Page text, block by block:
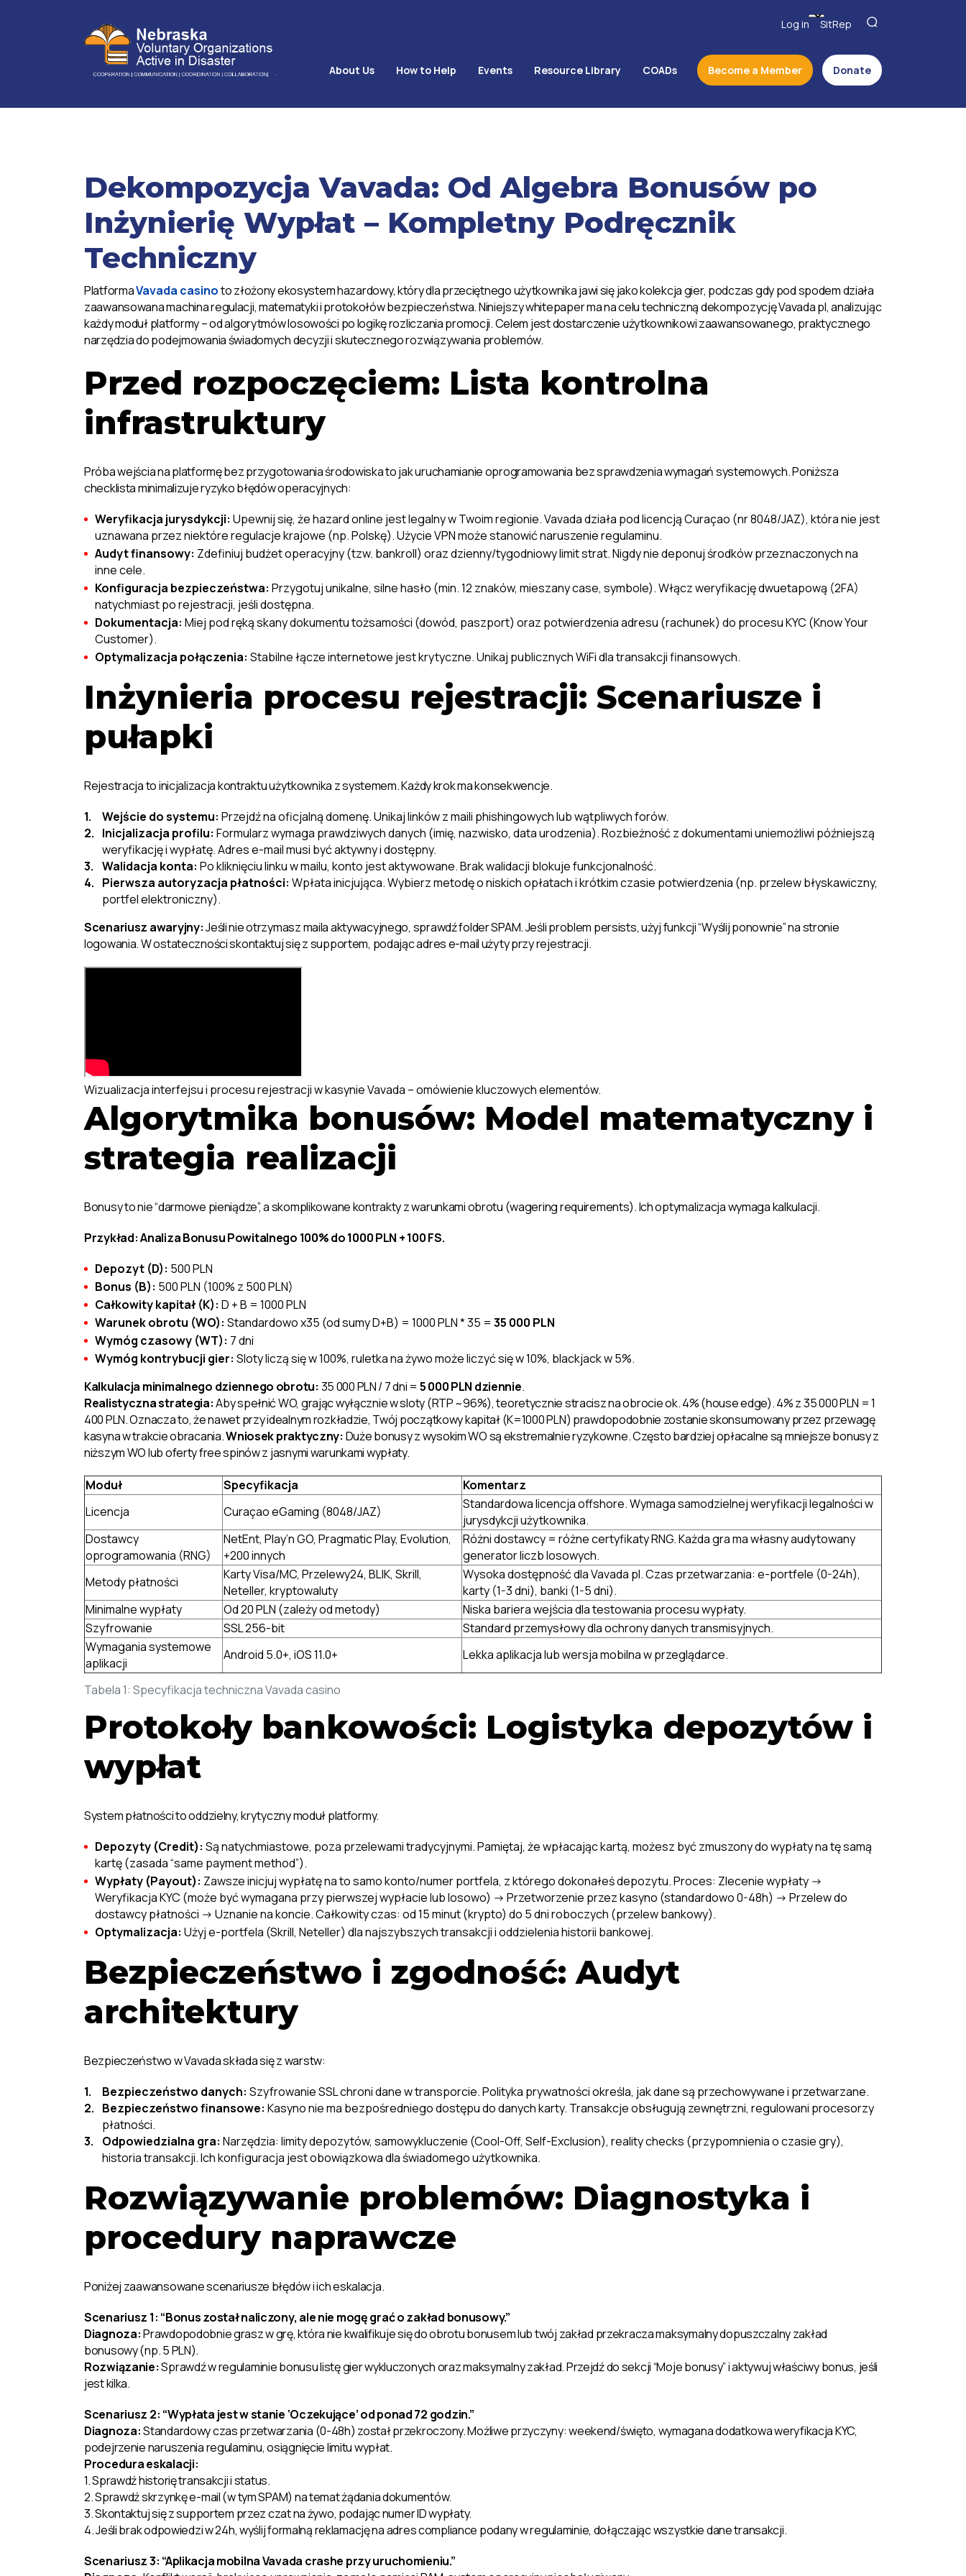
Log in SitRep
About Us How to Help Events Resource Library COADs Become a Member Donate
Dekompozycja Vavada: Od Algebra Bonusów po
Inżynierię Wypłat – Kompletny Podręcznik
Techniczny
PlatformaVavada casinoto złożony ekosystem hazardowy, który dla przeciętnego użytkownika jawi się jako kolekcja gier, podczas gdy pod spodem działa
zaawansowana machina regulacji, matematyki i protokołów bezpieczeństwa. Niniejszy whitepaper ma na celu techniczną dekompozycję Vavada pl, analizując
każdy moduł platformy – od algorytmów losowości po logikę rozliczania promocji. Celem jest dostarczenie użytkownikowi zaawansowanego, praktycznego
narzędzia do podejmowania świadomych decyzji i skutecznego rozwiązywania problemów.
Przed rozpoczęciem: Lista kontrolna
infrastruktury
Próba wejścia na platformę bez przygotowania środowiska to jak uruchamianie oprogramowania bez sprawdzenia wymagań systemowych. Poniższa
checklista minimalizuje ryzyko błędów operacyjnych:
Weryfikacja jurysdykcji: Upewnij się, że hazard online jest legalny w Twoim regionie. Vavada działa pod licencją Curaçao (nr 8048/JAZ), która nie jest
uznawana przez niektóre regulacje krajowe (np. Polskę). Użycie VPN może stanowić naruszenie regulaminu.
Audyt finansowy: Zdefiniuj budżet operacyjny (tzw. bankroll) oraz dzienny/tygodniowy limit strat. Nigdy nie deponuj środków przeznaczonych na
inne cele.
Konfiguracja bezpieczeństwa: Przygotuj unikalne, silne hasło (min. 12 znaków, mieszany case, symbole). Włącz weryfikację dwuetapową (2FA)
natychmiast po rejestracji, jeśli dostępna.
Dokumentacja: Miej pod ręką skany dokumentu tożsamości (dowód, paszport) oraz potwierdzenia adresu (rachunek) do procesu KYC (Know Your
Customer).
Optymalizacja połączenia: Stabilne łącze internetowe jest krytyczne. Unikaj publicznych WiFi dla transakcji finansowych.
Inżynieria procesu rejestracji: Scenariusze i
pułapki
Rejestracja to inicjalizacja kontraktu użytkownika z systemem. Każdy krok ma konsekwencje.
Wejście do systemu: Przejdź na oficjalną domenę. Unikaj linków z maili phishingowych lub wątpliwych forów.
Inicjalizacja profilu: Formularz wymaga prawdziwych danych (imię, nazwisko, data urodzenia). Rozbieżność z dokumentami uniemożliwi późniejszą
weryfikację i wypłatę. Adres e-mail musi być aktywny i dostępny.
Walidacja konta: Po kliknięciu linku w mailu, konto jest aktywowane. Brak walidacji blokuje funkcjonalność.
Pierwsza autoryzacja płatności: Wpłata inicjująca. Wybierz metodę o niskich opłatach i krótkim czasie potwierdzenia (np. przelew błyskawiczny,
portfel elektroniczny).
Scenariusz awaryjny:Jeśli nie otrzymasz maila aktywacyjnego, sprawdź folder SPAM. Jeśli problem persists, użyj funkcji “Wyślij ponownie” na stronie
logowania. W ostateczności skontaktuj się z supportem, podając adres e-mail użyty przy rejestracji.
Wizualizacja interfejsu i procesu rejestracji w kasynie Vavada – omówienie kluczowych elementów.
Algorytmika bonusów: Model matematyczny i
strategia realizacji
Bonusy to nie “darmowe pieniądze”, a skomplikowane kontrakty z warunkami obrotu (wagering requirements). Ich optymalizacja wymaga kalkulacji.
Przykład: Analiza Bonusu Powitalnego 100% do 1000 PLN + 100 FS.
Depozyt (D): 500 PLN
Bonus (B): 500 PLN (100% z 500 PLN)
Całkowity kapitał (K): D + B = 1000 PLN
Warunek obrotu (WO): Standardowo x35 (od sumy D+B) = 1000 PLN * 35 = 35 000 PLN
Wymóg czasowy (WT): 7 dni
Wymóg kontrybucji gier: Sloty liczą się w 100%, ruletka na żywo może liczyć się w 10%, blackjack w 5%.
Kalkulacja minimalnego dziennego obrotu: 35 000 PLN / 7 dni = 5 000 PLN dziennie.
Realistyczna strategia:Aby spełnić WO, grając wyłącznie w sloty (RTP ~96%), teoretycznie stracisz na obrocie ok. 4% (house edge). 4% z 35 000 PLN = 1
400 PLN. Oznacza to, że nawet przy idealnym rozkładzie, Twój początkowy kapitał (K=1000 PLN) prawdopodobnie zostanie skonsumowany przez przewagę
kasyna w trakcie obracania.Wniosek praktyczny: Duże bonusy z wysokim WO są ekstremalnie ryzykowne. Często bardziej opłacalne są mniejsze bonusy z
niższym WO lub oferty free spinów z jasnymi warunkami wypłaty.
Tabela 1: Specyfikacja techniczna Vavada casino
Moduł Specyfikacja
Komentarz
Licencja
Curaçao eGaming (8048/JAZ)
Standardowa licencja offshore. Wymaga samodzielnej weryfikacji legalności w
jurysdykcji użytkownika.
Dostawcy
oprogramowania (RNG)
NetEnt, Play’n GO, Pragmatic Play, Evolution,
+200 innych
Różni dostawcy = różne certyfikaty RNG. Każda gra ma własny audytowany
generator liczb losowych.
Metody płatności
Karty Visa/MC, Przelewy24, BLIK, Skrill,
Neteller, kryptowaluty
Wysoka dostępność dla Vavada pl. Czas przetwarzania: e-portfele (0-24h),
karty (1-3 dni), banki (1-5 dni).
Minimalne wypłaty
Od 20 PLN (zależy od metody)
Niska bariera wejścia dla testowania procesu wypłaty.
Szyfrowanie
SSL 256-bit
Standard przemysłowy dla ochrony danych transmisyjnych.
Wymagania systemowe
aplikacji
Android 5.0+, iOS 11.0+ Lekka aplikacja lub wersja mobilna w przeglądarce.
Protokoły bankowości: Logistyka depozytów i
wypłat
System płatności to oddzielny, krytyczny moduł platformy.
Depozyty (Credit): Są natychmiastowe, poza przelewami tradycyjnymi. Pamiętaj, że wpłacając kartą, możesz być zmuszony do wypłaty na tę samą
kartę (zasada “same payment method”).
Wypłaty (Payout): Zawsze inicjuj wypłatę na to samo konto/numer portfela, z którego dokonałeś depozytu. Proces: Zlecenie wypłaty ->
Weryfikacja KYC (może być wymagana przy pierwszej wypłacie lub losowo) -> Przetworzenie przez kasyno (standardowo 0-48h) -> Przelew do
dostawcy płatności -> Uznanie na koncie. Całkowity czas: od 15 minut (krypto) do 5 dni roboczych (przelew bankowy).
Optymalizacja: Użyj e-portfela (Skrill, Neteller) dla najszybszych transakcji i oddzielenia historii bankowej.
Bezpieczeństwo i zgodność: Audyt
architektury
Bezpieczeństwo w Vavada składa się z warstw:
Bezpieczeństwo danych: Szyfrowanie SSL chroni dane w transporcie. Polityka prywatności określa, jak dane są przechowywane i przetwarzane.
Bezpieczeństwo finansowe: Kasyno nie ma bezpośredniego dostępu do danych karty. Transakcje obsługują zewnętrzni, regulowani procesorzy
płatności.
Odpowiedzialna gra: Narzędzia: limity depozytów, samowykluczenie (Cool-Off, Self-Exclusion), reality checks (przypomnienia o czasie gry),
historia transakcji. Ich konfiguracja jest obowiązkowa dla świadomego użytkownika.
Rozwiązywanie problemów: Diagnostyka i
procedury naprawcze
Poniżej zaawansowane scenariusze błędów i ich eskalacja.
Scenariusz 1: “Bonus został naliczony, ale nie mogę grać o zakład bonusowy.”
Diagnoza:Prawdopodobnie grasz w grę, która nie kwalifikuje się do obrotu bonusem lub twój zakład przekracza maksymalny dopuszczalny zakład
bonusowy (np. 5 PLN).
Rozwiązanie:Sprawdź w regulaminie bonusu listę gier wykluczonych oraz maksymalny zakład. Przejdź do sekcji “Moje bonusy” i aktywuj właściwy bonus, jeśli
jest kilka.
Scenariusz 2: “Wypłata jest w stanie ‘Oczekujące’ od ponad 72 godzin.”
Diagnoza:Standardowy czas przetwarzania (0-48h) został przekroczony. Możliwe przyczyny: weekend/święto, wymagana dodatkowa weryfikacja KYC,
podejrzenie naruszenia regulaminu, osiągnięcie limitu wypłat.
Procedura eskalacji:
1. Sprawdź historię transakcji i status.
2. Sprawdź skrzynkę e-mail (w tym SPAM) na temat żądania dokumentów.
3. Skontaktuj się z supportem przez czat na żywo, podając numer ID wypłaty.
4. Jeśli brak odpowiedzi w 24h, wyślij formalną reklamację na adres compliance podany w regulaminie, dołączając wszystkie dane transakcji.
Scenariusz 3: “Aplikacja mobilna Vavada crashe przy uruchomieniu.”